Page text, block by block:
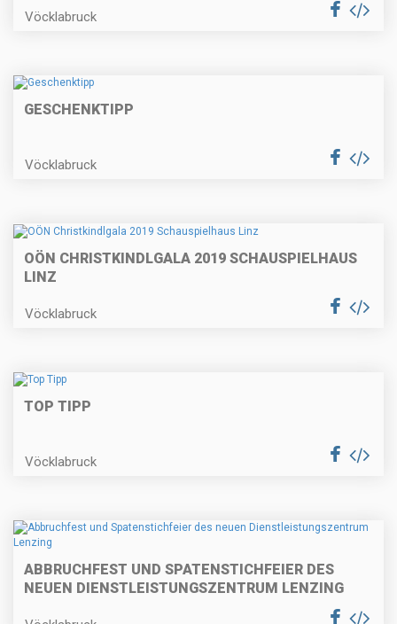
Vöcklabruck
GESCHENKTIPP
Vöcklabruck
OÖN CHRISTKINDLGALA 2019 SCHAUSPIELHAUS
LINZ
Vöcklabruck
TOP TIPP
Vöcklabruck
ABBRUCHFEST UND SPATENSTICHFEIER DES
NEUEN DIENSTLEISTUNGSZENTRUM LENZING